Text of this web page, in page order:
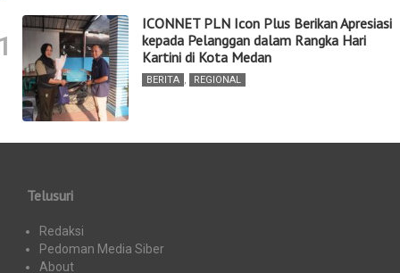
ICONNET PLN Icon Plus Berikan Apresiasi
kepada Pelanggan dalam Rangka Hari
Kartini di Kota Medan
BERITA , REGIONAL
Telusuri
Redaksi
Pedoman Media Siber
About